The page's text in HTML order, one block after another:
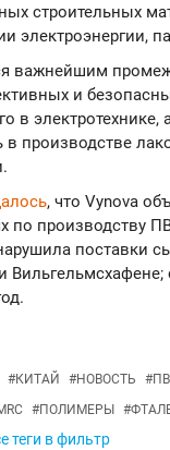
строительных
электроэнергии,
важнейшим
и
в
производстве
, что Vynova
по производству
поставки
#КИТАЙ #НОВОСТЬ #
#ПОЛИМЕРЫ #
теги в фильтр